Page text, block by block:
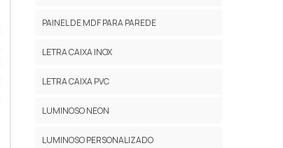
PAINEL DE MDF PARA PAREDE
LETRA CAIXA INOX
LETRA CAIXA PVC
LUMINOSO NEON
LUMINOSO PERSONALIZADO